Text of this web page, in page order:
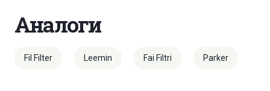
Аналоги
Fil Filter Leemin Fai Filtri Parker